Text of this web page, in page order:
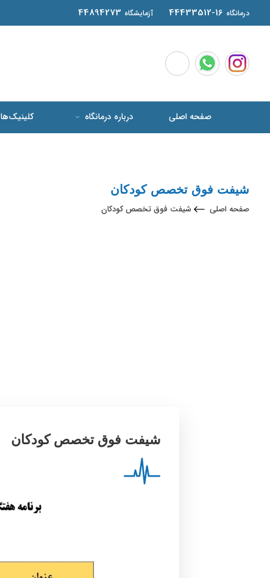
44433512-16 درمانگاه 44894273 آزمایشگاه
صفحه اصلی درباره درمانگاه کلینیک‌ها
شیفت فوق تخصص کودکان
صفحه اصلی شیفت فوق تخصص کودکان
شیفت فوق تخصص کودکان